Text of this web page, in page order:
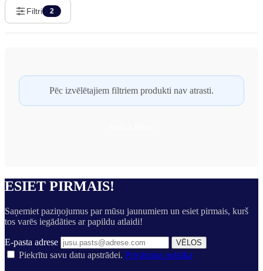
Filtri 2
Pēc izvēlētajiem filtriem produkti nav atrasti.
ESIET PIRMAIS!
Saņemiet paziņojumus par mūsu jaunumiem un esiet pirmais, kurš
tos varēs iegādāties ar papildu atlaidi!
E-pasta adrese VĒLOS
Piekrītu savu datu apstrādei. Privātuma politika